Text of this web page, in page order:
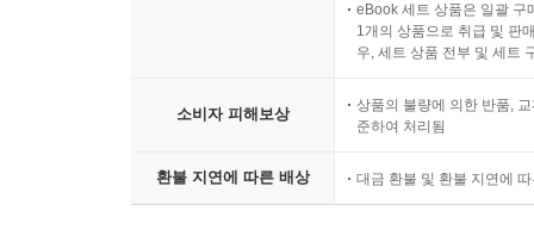
eBook 세트 상품은 일괄 구
1개의 상품으로 취급 및 판
우, 세트 상품 전부 및 세트
소비자 피해보상
상품의 불량에 의한 반품,
준하여 처리됨
환불 지연에 따른 배상 대금 환불 및 환불 지연에